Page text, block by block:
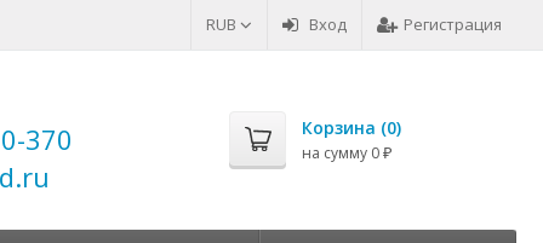
RUB Вход Регистрация
370
Корзина (0)
на сумму 0 ₽